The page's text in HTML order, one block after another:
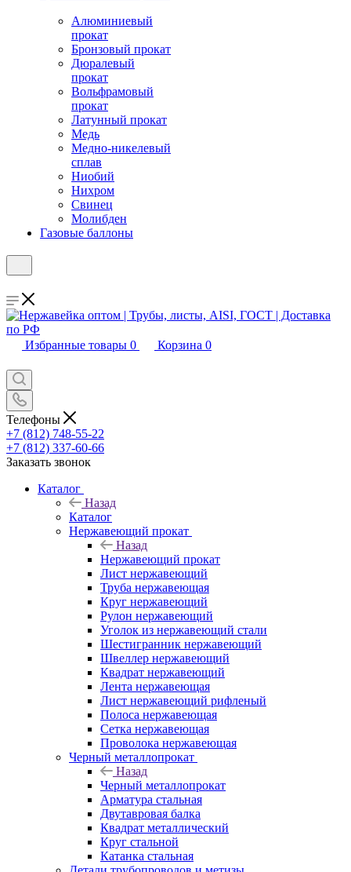
Алюминиевый
прокат
Бронзовый прокат
Дюралевый
прокат
Вольфрамовый
прокат
Латунный прокат
Медь
Медно-никелевый
сплав
Ниобий
Нихром
Свинец
Молибден
Газовые баллоны
Избранные товары 0 Корзина 0
Телефоны
+7 (812) 748-55-22
+7 (812) 337-60-66
Заказать звонок
Каталог
Назад
Каталог
Нержавеющий прокат
Назад
Нержавеющий прокат
Лист нержавеющий
Труба нержавеющая
Круг нержавеющий
Рулон нержавеющий
Уголок из нержавеющий стали
Шестигранник нержавеющий
Швеллер нержавеющий
Квадрат нержавеющий
Лента нержавеющая
Лист нержавеющий рифленый
Полоса нержавеющая
Сетка нержавеющая
Проволока нержавеющая
Черный металлопрокат
Назад
Черный металлопрокат
Арматура стальная
Двутавровая балка
Квадрат металлический
Круг стальной
Катанка стальная